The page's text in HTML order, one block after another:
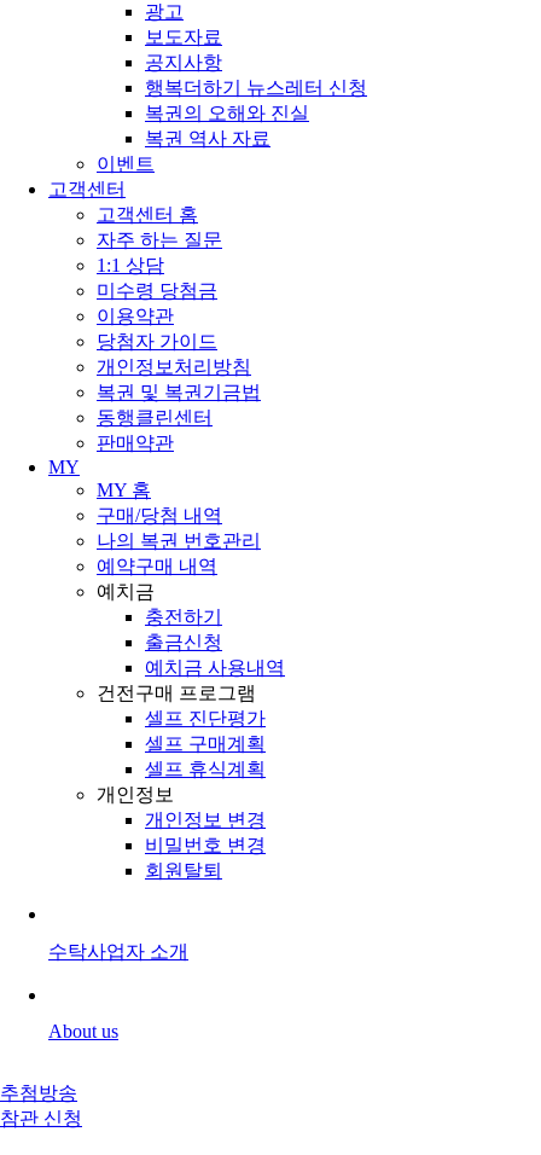
광고
보도자료
공지사항
행복더하기 뉴스레터 신청
복권의 오해와 진실
복권 역사 자료
이벤트
고객센터
고객센터 홈
자주 하는 질문
1:1 상담
미수령 당첨금
이용약관
당첨자 가이드
개인정보처리방침
복권 및 복권기금법
동행클린센터
판매약관
MY
MY 홈
구매/당첨 내역
나의 복권 번호관리
예약구매 내역
예치금
충전하기
출금신청
예치금 사용내역
건전구매 프로그램
셀프 진단평가
셀프 구매계획
셀프 휴식계획
개인정보
개인정보 변경
비밀번호 변경
회원탈퇴
수탁사업자 소개
About us
추첨방송
참관 신청